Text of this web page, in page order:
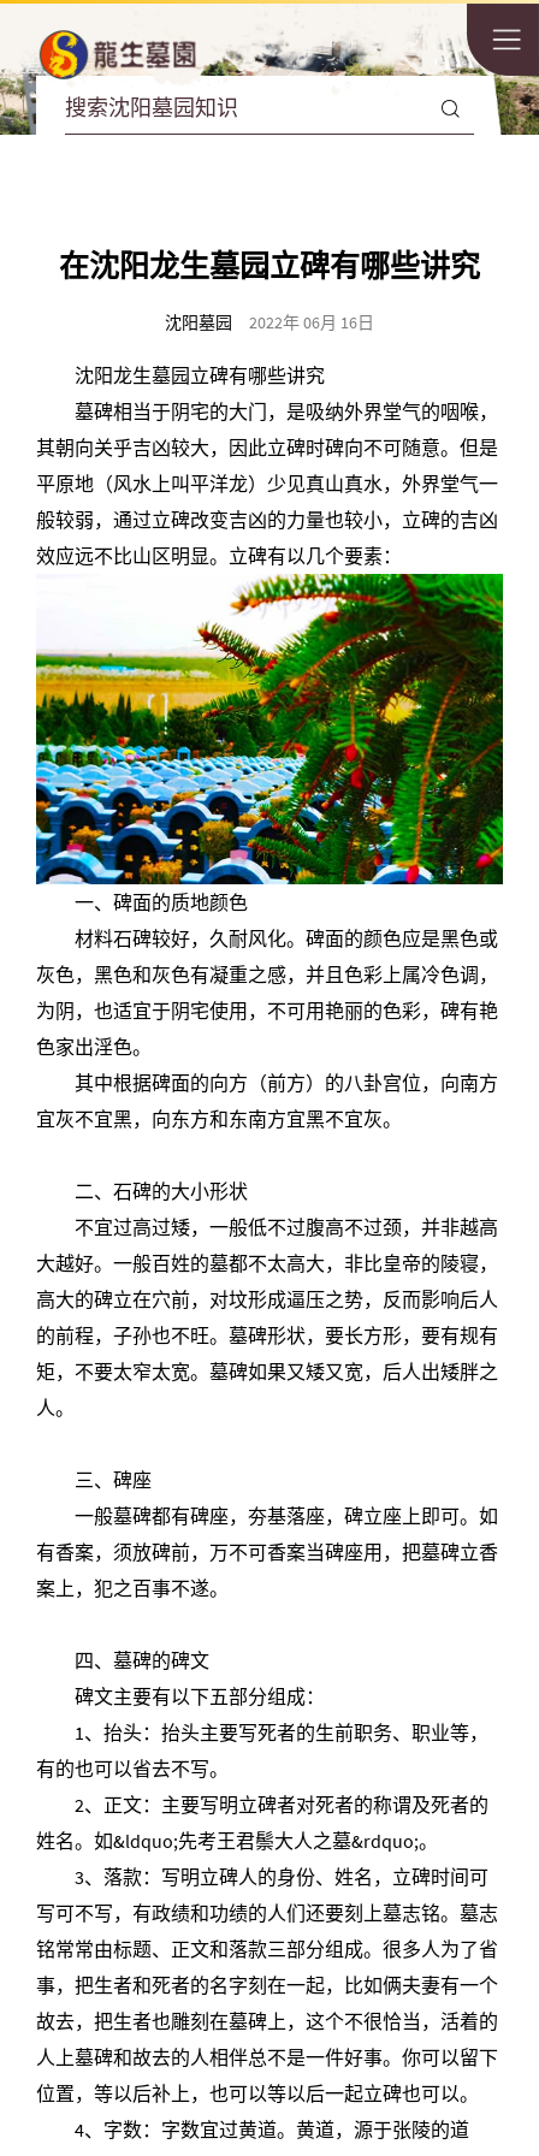
在沈阳龙生墓园立碑有哪些讲究
沈阳墓园 2022年 06月 16日
沈阳龙生墓园立碑有哪些讲究
墓碑相当于阴宅的大门，是吸纳外界堂气的咽喉，
其朝向关乎吉凶较大，因此立碑时碑向不可随意。但是
平原地（风水上叫平洋龙）少见真山真水，外界堂气一
般较弱，通过立碑改变吉凶的力量也较小，立碑的吉凶
效应远不比山区明显。立碑有以几个要素：
一、碑面的质地颜色
材料石碑较好，久耐风化。碑面的颜色应是黑色或
灰色，黑色和灰色有凝重之感，并且色彩上属冷色调，
为阴，也适宜于阴宅使用，不可用艳丽的色彩，碑有艳
色家出淫色。
其中根据碑面的向方（前方）的八卦宫位，向南方
宜灰不宜黑，向东方和东南方宜黑不宜灰。
二、石碑的大小形状
不宜过高过矮，一般低不过腹高不过颈，并非越高
大越好。一般百姓的墓都不太高大，非比皇帝的陵寝，
高大的碑立在穴前，对坟形成逼压之势，反而影响后人
的前程，子孙也不旺。墓碑形状，要长方形，要有规有
矩，不要太窄太宽。墓碑如果又矮又宽，后人出矮胖之
人。
三、碑座
一般墓碑都有碑座，夯基落座，碑立座上即可。如
有香案，须放碑前，万不可香案当碑座用，把墓碑立香
案上，犯之百事不遂。
四、墓碑的碑文
碑文主要有以下五部分组成：
1、抬头：抬头主要写死者的生前职务、职业等，
有的也可以省去不写。
2、正文：主要写明立碑者对死者的称谓及死者的
姓名。如&ldquo;先考王君鬃大人之墓&rdquo;。
3、落款：写明立碑人的身份、姓名，立碑时间可
写可不写，有政绩和功绩的人们还要刻上墓志铭。墓志
铭常常由标题、正文和落款三部分组成。很多人为了省
事，把生者和死者的名字刻在一起，比如俩夫妻有一个
故去，把生者也雕刻在墓碑上，这个不很恰当，活着的
人上墓碑和故去的人相伴总不是一件好事。你可以留下
位置，等以后补上，也可以等以后一起立碑也可以。
4、字数：字数宜过黄道。黄道，源于张陵的道